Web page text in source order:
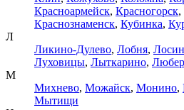
Красноармейск, Красногорск,
Краснознаменск, Кубинка,
Л
Ликино-Дулево, Лобня,
Луховицы, Лыткарино,
М
Михнево, Можайск, Монино,
Мытищи